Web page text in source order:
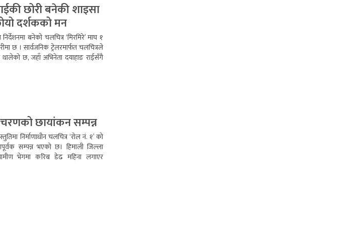
छोरी बनेकी शाइसा
दर्शकको मन
बनेको चलचित्र ‘मिरमिरे’ माघ १
छ । सार्वजनिक ट्रेलरमार्फत चलचित्रले
छ, जहाँ अभिनेता दयाहाङ राईसँगै
चरणको छायांकन सम्पन्न
निर्माणाधीन चलचित्र ‘रोल नं. १’ को
सम्पन्न भएको छ। हिमाली जिल्ला
भेगमा करिब डेढ महिना लगाएर